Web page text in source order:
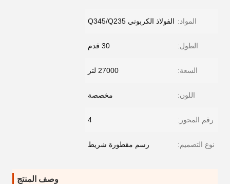
المواد: الفولاذ الكربوني Q345/Q235
الطول: 30 قدم
السعة: 27000 لتر
اللون: مخصصة
رقم المحور: 4
نوع التصميم: رسم مقطورة شريط
وصف المنتج